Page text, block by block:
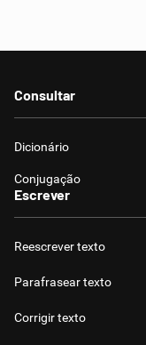
Consultar
Dicionário
Conjugação
Escrever
Reescrever texto
Parafrasear texto
Corrigir texto